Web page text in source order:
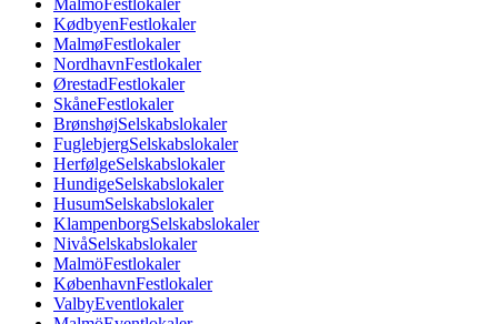
KødbyenFestlokaler
MalmøFestlokaler
NordhavnFestlokaler
ØrestadFestlokaler
SkåneFestlokaler
BrønshøjSelskabslokaler
FuglebjergSelskabslokaler
HerfølgeSelskabslokaler
HundigeSelskabslokaler
HusumSelskabslokaler
KlampenborgSelskabslokaler
NivåSelskabslokaler
MalmöFestlokaler
KøbenhavnFestlokaler
ValbyEventlokaler